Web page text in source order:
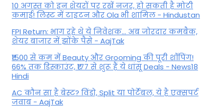
10 अगस्त को इन शेयरों पर रखें नजर, हो सकती है मोटी
कमाई! लिस्ट में टाइटन और Ola भी शामिल - Hindustan
FPI Return: भाग रहे थे ये निवेशक... अब जोरदार कमबैक,
शेयर बाजार में झोंके पैसे - AajTak
₹1500 से कम में Beauty और Grooming की पूरी शॉपिंग!
66% तक डिस्काउंट, ₹177 से शुरू हैं ये धांसू Deals - News18
Hindi
AC कौन सा है बेस्ट? विंडो, Split या पोर्टेबल, ये है एक्सपर्ट
जवाब - AajTak